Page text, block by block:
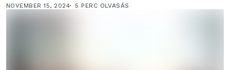
NOVEMBER 15, 2024 5 PERC OLVASÁS